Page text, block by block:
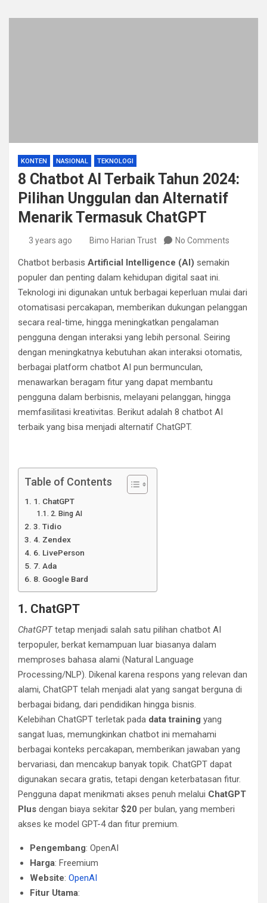
KONTEN NASIONAL TEKNOLOGI
8 Chatbot AI Terbaik Tahun 2024:
Pilihan Unggulan dan Alternatif
Menarik Termasuk ChatGPT
3 years ago Bimo Harian Trust No Comments
Chatbot berbasis Artificial Intelligence (AI) semakin
populer dan penting dalam kehidupan digital saat ini.
Teknologi ini digunakan untuk berbagai keperluan mulai dari
otomatisasi percakapan, memberikan dukungan pelanggan
secara real-time, hingga meningkatkan pengalaman
pengguna dengan interaksi yang lebih personal. Seiring
dengan meningkatnya kebutuhan akan interaksi otomatis,
berbagai platform chatbot AI pun bermunculan,
menawarkan beragam fitur yang dapat membantu
pengguna dalam berbisnis, melayani pelanggan, hingga
memfasilitasi kreativitas. Berikut adalah 8 chatbot AI
terbaik yang bisa menjadi alternatif ChatGPT.
Table of Contents
1. ChatGPT
2. Bing AI
3. Tidio
4. Zendex
6. LivePerson
7. Ada
8. Google Bard
1. ChatGPT
ChatGPTtetap menjadi salah satu pilihan chatbot AI
terpopuler, berkat kemampuan luar biasanya dalam
memproses bahasa alami (Natural Language
Processing/NLP). Dikenal karena respons yang relevan dan
alami, ChatGPT telah menjadi alat yang sangat berguna di
berbagai bidang, dari pendidikan hingga bisnis.
Kelebihan ChatGPT terletak pada data training yang
sangat luas, memungkinkan chatbot ini memahami
berbagai konteks percakapan, memberikan jawaban yang
bervariasi, dan mencakup banyak topik. ChatGPT dapat
digunakan secara gratis, tetapi dengan keterbatasan fitur.
Pengguna dapat menikmati akses penuh melalui ChatGPT
Plus dengan biaya sekitar $20 per bulan, yang memberi
akses ke model GPT-4 dan fitur premium.
Pengembang: OpenAI
Harga: Freemium
Website: OpenAI
Fitur Utama: